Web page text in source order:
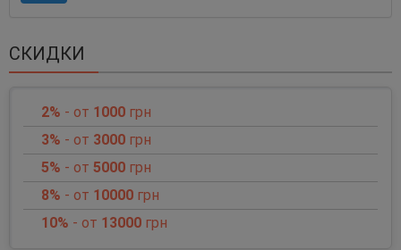
СКИДКИ
2% - от 1000 грн
3% - от 3000 грн
5% - от 5000 грн
8% - от 10000 грн
10% - от 13000 грн